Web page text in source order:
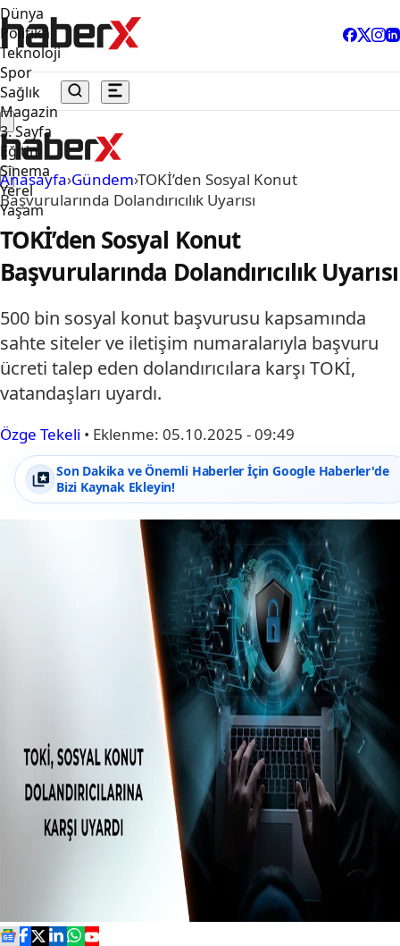
Dünya
Politika
Teknoloji
Spor
Sağlık
Magazin
3. Sayfa
Eğitim
Sinema
Yerel
Yaşam
Anasayfa›Gündem›TOKİ’den Sosyal Konut
Başvurularında Dolandırıcılık Uyarısı
TOKİ’den Sosyal Konut
Başvurularında Dolandırıcılık Uyarısı
500 bin sosyal konut başvurusu kapsamında
sahte siteler ve iletişim numaralarıyla başvuru
ücreti talep eden dolandırıcılara karşı TOKİ,
vatandaşları uyardı.
Özge Tekeli • Eklenme: 05.10.2025 - 09:49
Son Dakika ve Önemli Haberler İçin Google Haberler'de
Bizi Kaynak Ekleyin!